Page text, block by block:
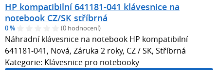
HP kompatibilní 641181-041 klávesnice na
notebook CZ/SK stříbrná
0 % (0 hodnocení)
Náhradní klávesnice na notebook HP kompatibilní
641181-041, Nová, Záruka 2 roky, CZ / SK, Stříbrná
Kategorie: Klávesnice pro notebooky